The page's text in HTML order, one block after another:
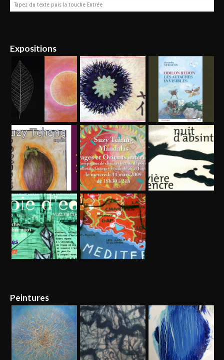
Expositions
Peintures